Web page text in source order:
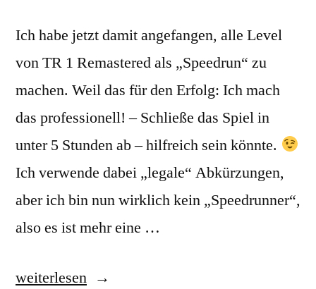
Ich habe jetzt damit angefangen, alle Level
von TR 1 Remastered als „Speedrun“ zu
machen. Weil das für den Erfolg: Ich mach
das professionell! – Schließe das Spiel in
unter 5 Stunden ab – hilfreich sein könnte.
Ich verwende dabei „legale“ Abkürzungen,
aber ich bin nun wirklich kein „Speedrunner“,
also es ist mehr eine …
„TR
weiterlesen